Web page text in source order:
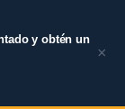
y obtén un
×